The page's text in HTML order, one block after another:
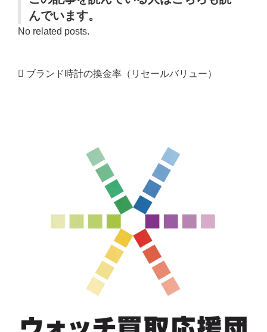
んでいます。
No related posts.
ブランド時計の換金率（リセールバリュー）